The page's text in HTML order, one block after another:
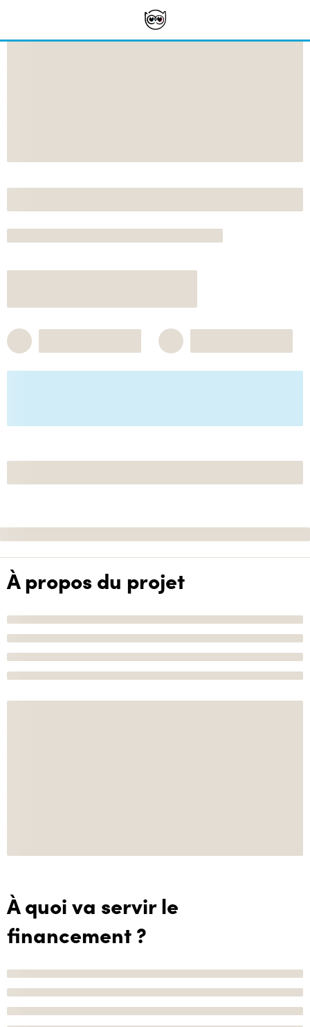
À propos du projet
À quoi va servir le
financement ?